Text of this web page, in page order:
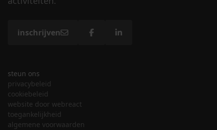
inschrijven
steun ons
privacybeleid
cookiebeleid
website door webreact
toegankelijkheid
algemene voorwaarden